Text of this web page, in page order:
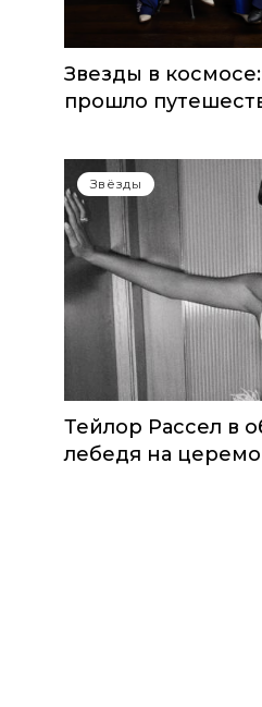
Звезды в
прошло
Звёзды
Тейлор Рассел в
лебедя на